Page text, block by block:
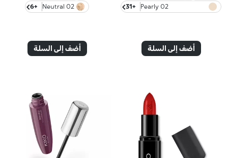
02 Pearly
Champagne
+31
أضف إلى السلة
02 Neutral
+6
أضف إلى السلة